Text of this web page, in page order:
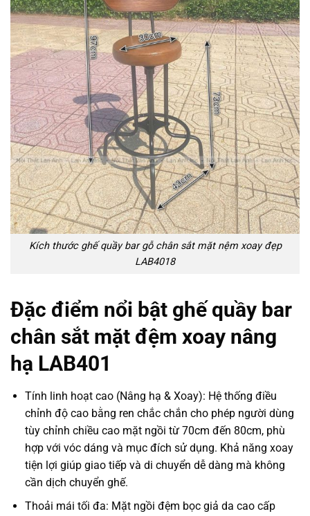
Kích thước ghế quầy bar gỗ chân sắt mặt nệm xoay đẹp
LAB4018
Đặc điểm nổi bật ghế quầy bar
chân sắt mặt đệm xoay nâng
hạ LAB401
Tính linh hoạt cao (Nâng hạ & Xoay): Hệ thống điều
chỉnh độ cao bằng ren chắc chắn cho phép người dùng
tùy chỉnh chiều cao mặt ngồi từ 70cm đến 80cm, phù
hợp với vóc dáng và mục đích sử dụng. Khả năng xoay
tiện lợi giúp giao tiếp và di chuyển dễ dàng mà không
cần dịch chuyển ghế.
Thoải mái tối đa: Mặt ngồi đệm bọc giả da cao cấp